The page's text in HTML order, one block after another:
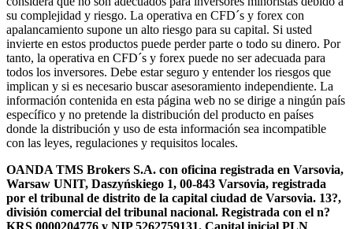
su complejidad y riesgo. La operativa en CFD´s y forex con
apalancamiento supone un alto riesgo para su capital. Si usted
invierte en estos productos puede perder parte o todo su dinero. Por
tanto, la operativa en CFD´s y forex puede no ser adecuada para
todos los inversores. Debe estar seguro y entender los riesgos que
implican y si es necesario buscar asesoramiento independiente. La
información contenida en esta página web no se dirige a ningún país
específico y no pretende la distribución del producto en países
donde la distribución y uso de esta información sea incompatible
con las leyes, regulaciones y requisitos locales.
OANDA TMS Brokers S.A. con oficina registrada en Varsovia,
Warsaw UNIT, Daszyńskiego 1, 00-843 Varsovia, registrada
por el tribunal de distrito de la capital ciudad de Varsovia. 13?,
división comercial del tribunal nacional. Registrada con el n?